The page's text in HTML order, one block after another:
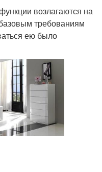
возлагаются на
требованиям
ею было